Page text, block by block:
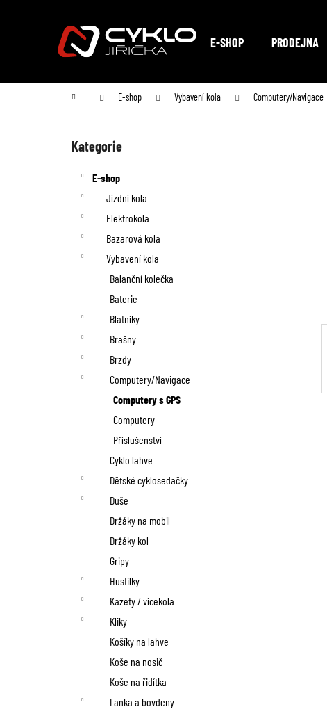
E-SHOP PRODEJNA
Domů E-shop Vybavení kola Computery/Navigace
Přeskočit
Kategorie
E-shop
Jízdní kola
Elektrokola
Bazarová kola
Vybavení kola
Balanční kolečka
Baterie
Blatníky
Brašny
Brzdy
Computery/Navigace
Computery s GPS
Computery
Příslušenství
Cyklo lahve
Dětské cyklosedačky
Duše
Držáky na mobil
Držáky kol
Gripy
Hustilky
Kazety / vícekola
Kliky
Košíky na lahve
Koše na nosič
Koše na řidítka
Lanka a bovdeny
Zpět
Zpět